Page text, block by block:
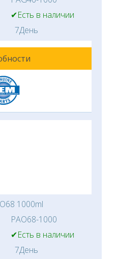
✔Есть в наличии
7День
1000ml
PAO68-1000
✔Есть в наличии
7День